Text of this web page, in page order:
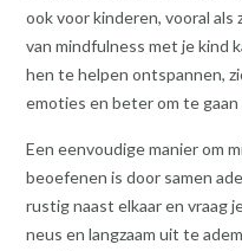
ook voor kinderen, vooral
van mindfulness met je kind
hen te helpen ontspannen,
emoties en beter om te
Een eenvoudige manier om
beoefenen is door samen
rustig naast elkaar en vraag
neus en langzaam uit te